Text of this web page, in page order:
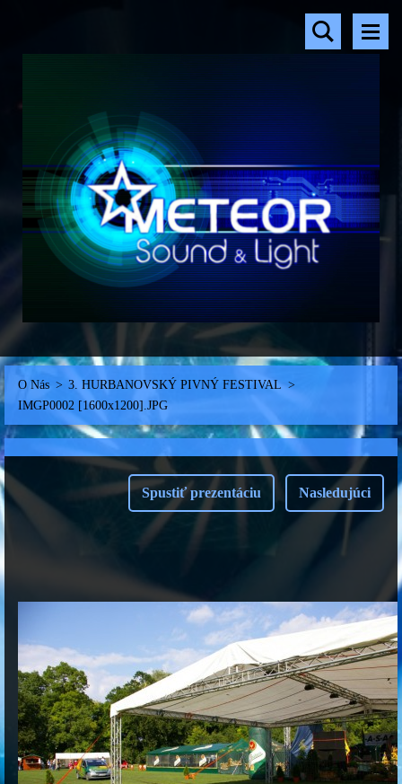
O Nás > 3. HURBANOVSKÝ PIVNÝ FESTIVAL >
IMGP0002 [1600x1200].JPG
Spustiť prezentáciu Nasledujúci